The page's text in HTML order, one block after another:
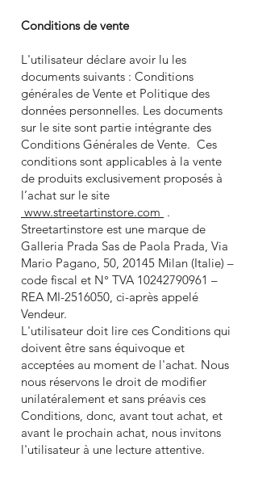
Conditions de vente
L'utilisateur déclare avoir lu les
documents suivants : Conditions
générales de Vente et Politique des
données personnelles. Les documents
sur le site sont partie intégrante des
Conditions Générales de Vente. Ces
conditions sont applicables à la vente
de produits exclusivement proposés à
l’achat sur le site
www.streetartinstore.com .
Streetartinstore est une marque de
Galleria Prada Sas de Paola Prada, Via
Mario Pagano, 50, 20145 Milan (Italie) –
code fiscal et N° TVA 10242790961 –
REA MI-2516050, ci-après appelé
Vendeur.
L'utilisateur doit lire ces Conditions qui
doivent être sans équivoque et
acceptées au moment de l'achat. Nous
nous réservons le droit de modifier
unilatéralement et sans préavis ces
Conditions, donc, avant tout achat, et
avant le prochain achat, nous invitons
l'utilisateur à une lecture attentive.